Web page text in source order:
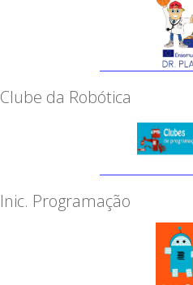
Clube da Robótica
Inic. Programação